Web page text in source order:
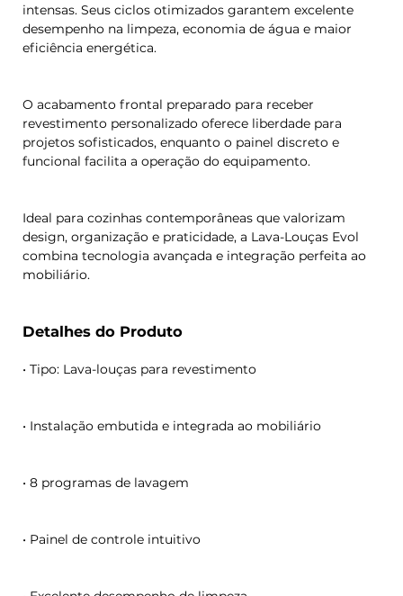
intensas. Seus ciclos otimizados garantem excelente
desempenho na limpeza, economia de água e maior
eficiência energética.
O acabamento frontal preparado para receber
revestimento personalizado oferece liberdade para
projetos sofisticados, enquanto o painel discreto e
funcional facilita a operação do equipamento.
Ideal para cozinhas contemporâneas que valorizam
design, organização e praticidade, a Lava-Louças Evol
combina tecnologia avançada e integração perfeita ao
mobiliário.
Detalhes do Produto
• Tipo: Lava-louças para revestimento
• Instalação embutida e integrada ao mobiliário
• 8 programas de lavagem
• Painel de controle intuitivo